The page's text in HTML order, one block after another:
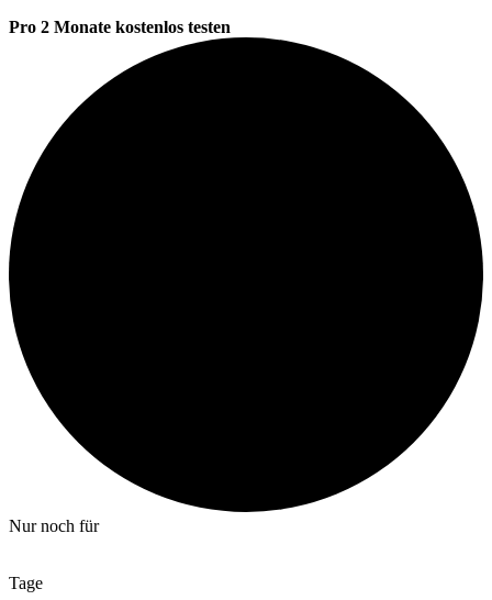
Pro 2 Monate kostenlos testen
Nur noch für
Tage